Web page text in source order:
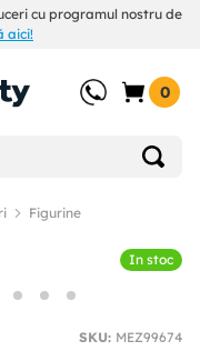
cu programul nostru de
aici!
0
Figurine
In stoc
SKU: MEZ99674